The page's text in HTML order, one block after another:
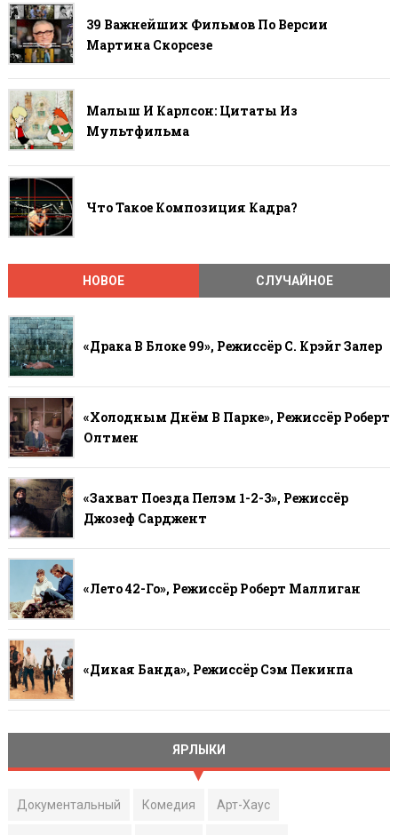
39 Важнейших Фильмов По Версии
Мартина Скорсезе
Малыш И Карлсон: Цитаты Из
Мультфильма
Что Такое Композиция Кадра?
НОВОЕ СЛУЧАЙНОЕ
«Драка В Блоке 99», Режиссёр С. Крэйг Залер
«Холодным Днём В Парке», Режиссёр Роберт
Олтмен
«Захват Поезда Пелэм 1-2-3», Режиссёр
Джозеф Сарджент
«Лето 42-Го», Режиссёр Роберт Маллиган
«Дикая Банда», Режиссёр Сэм Пекинпа
ЯРЛЫКИ
Документальный Комедия Арт-Хаус